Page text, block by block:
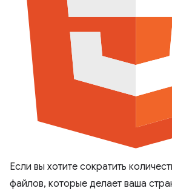
Если вы хотите сократить
файлов, которые делает ваша